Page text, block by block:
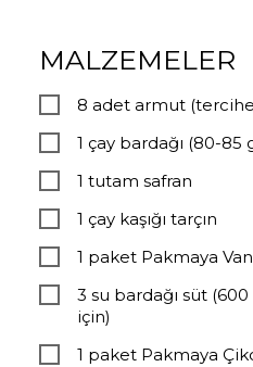
MALZEMELER
8 adet armut
1 çay bardağı (80-85
1 tutam safran
1 çay kaşığı tarçın
1 paket Pakmaya
3 su bardağı süt
için)
1 paket Pakmaya